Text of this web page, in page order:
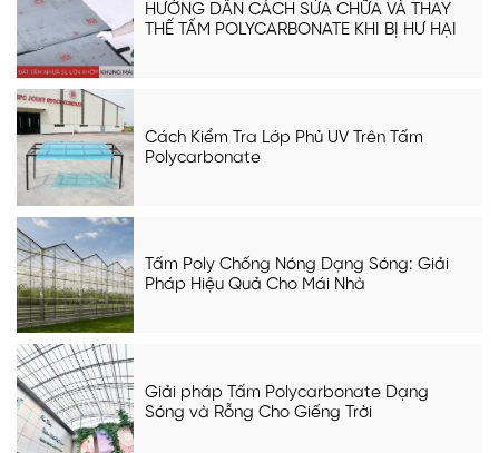
HƯỚNG DẪN CÁCH SỬA CHỮA VÀ THAY
THẾ TẤM POLYCARBONATE KHI BỊ HƯ HẠI
Cách Kiểm Tra Lớp Phủ UV Trên Tấm
Polycarbonate
Tấm Poly Chống Nóng Dạng Sóng: Giải
Pháp Hiệu Quả Cho Mái Nhà
Giải pháp Tấm Polycarbonate Dạng
Sóng và Rỗng Cho Giếng Trời